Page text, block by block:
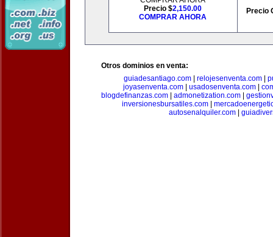
Precio $2,150.00
COMPRAR AHORA
Precio
Otros dominios en venta:
guiadesantiago.com| relojesenventa.com|
joyasenventa.com
usadosenventa.com
blogdefinanzas.com
admonetization.com
inversionesbursatiles.com|
autosenalquiler.com|